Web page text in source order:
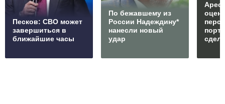
Песков: СВО может
завершиться в
ближайшие часы
По бежавшему из
России Надеждину*
нанесли новый
удар